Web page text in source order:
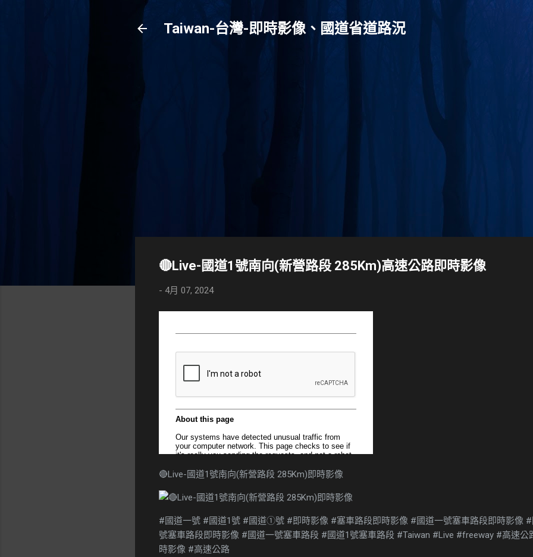
Taiwan-台灣-即時影像、國道省道路況
🔴Live-國道1號南向(新營路段 285Km)高速公路即時影像
- 4月 07, 2024
🔴Live-國道1號南向(新營路段 285Km)即時影像
#國道一號 #國道1號 #國道①號 #即時影像 #塞車路段即時影像 #國道一號塞車路段即時影像
號塞車路段即時影像 #國道一號塞車路段 #國道1號塞車路段 #Taiwan #Live #freeway #高速公
時影像 #高速公路